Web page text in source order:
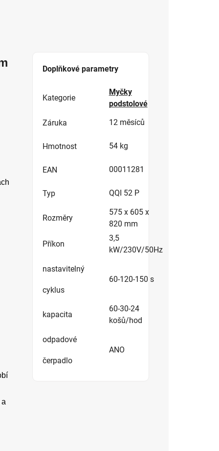
Doplňkové parametry
Kategorie
Myčky
podstolové
Záruka 12 měsíců
Hmotnost 54 kg
EAN 00011281
Typ QQI 52 P
Rozměry
575 x 605 x
820 mm
Příkon
3,5
kW/230V/50Hz
nastavitelný
cyklus
60-120-150 s
kapacita
60-30-24
košů/hod
odpadové
čerpadlo
ANO